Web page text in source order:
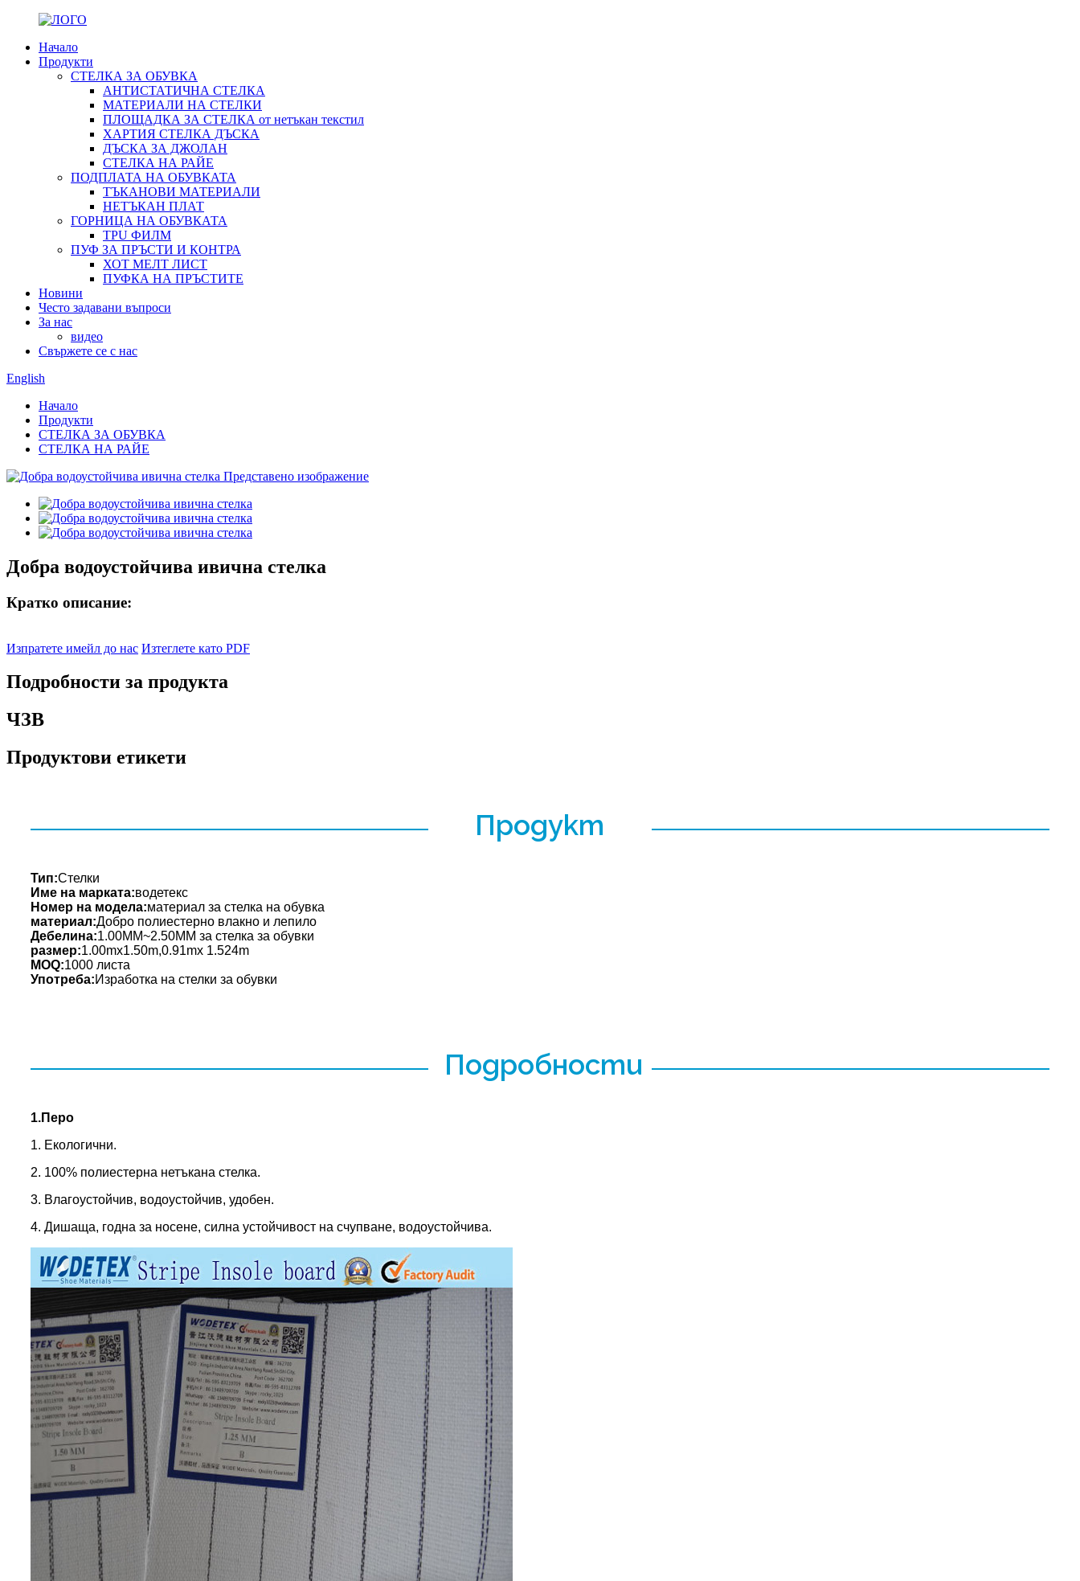
Начало
Продукти
СТЕЛКА ЗА ОБУВКА
АНТИСТАТИЧНА СТЕЛКА
МАТЕРИАЛИ НА СТЕЛКИ
ПЛОЩАДКА ЗА СТЕЛКА от нетъкан текстил
ХАРТИЯ СТЕЛКА ДЪСКА
ДЪСКА ЗА ДЖОЛАН
СТЕЛКА НА РАЙЕ
ПОДПЛАТА НА ОБУВКАТА
ТЪКАНОВИ МАТЕРИАЛИ
НЕТЪКАН ПЛАТ
ГОРНИЦА НА ОБУВКАТА
TPU ФИЛМ
ПУФ ЗА ПРЪСТИ И КОНТРА
ХОТ МЕЛТ ЛИСТ
ПУФКА НА ПРЪСТИТЕ
Новини
Често задавани въпроси
За нас
видео
Свържете се с нас
English
Начало
Продукти
СТЕЛКА ЗА ОБУВКА
СТЕЛКА НА РАЙЕ
Добра водоустойчива ивична стелка
Кратко описание:
Изпратете имейл до нас Изтеглете като PDF
Подробности за продукта
ЧЗВ
Продуктови етикети
Продукт
Тип:Стелки
Име на марката:водетекс
Номер на модела:материал за стелка на обувка
материал:Добро полиестерно влакно и лепило
Дебелина:1.00MM~2.50MM за стелка за обувки
размер:1.00mx1.50m,0.91mx 1.524m
MOQ:1000 листа
Употреба:Изработка на стелки за обувки
Подробности
1.Перо
1. Екологични.
2. 100% полиестерна нетъкана стелка.
3. Влагоустойчив, водоустойчив, удобен.
4. Дишаща, годна за носене, силна устойчивост на счупване, водоустойчива.